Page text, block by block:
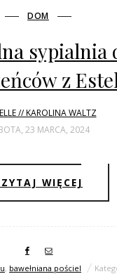
DOM
sypialnia
z
// KAROLINA WALTZ
23 MARCA, 2024
WIĘCEJ
, bawełniana pościel